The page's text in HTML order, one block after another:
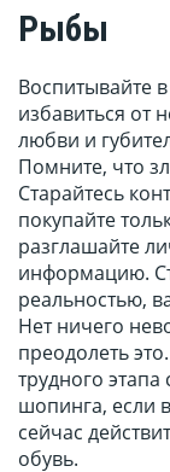
Рыбы
Воспитывайте
избавиться от
любви и
Помните, что
Старайтесь
покупайте
разглашайте
информацию.
реальностью,
Нет ничего
преодолеть
трудного
шопинга, если
сейчас
обувь.